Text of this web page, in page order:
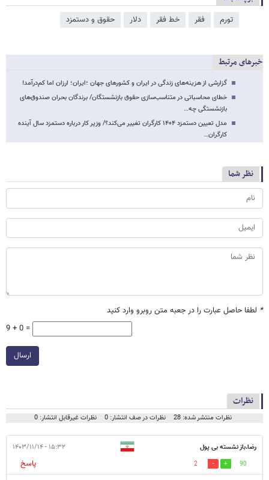
تورم فقر خط فقر دلار حقوق و دستمزد
خبرهای مرتبط
گزارشی از هزینه‌های زندگی در ایران و کشورهای جهان ؛ایران؛ ارزان اما کم‌درآمد!
خطای محاسباتی در متناسب‌سازی حقوق بازنشستگان/ برندگان بحران صندوق‌های
بازنشستگی چه…
مدل تعیین دستمزد ۱۴۰۴ کارگران تغییر می‌کند؟/ وزیر کار درباره دستمزد سال آینده
کارگران…
نظر شما
* لطفا حاصل عبارت را در جعبه متن روبرو وارد کنید
9 + 0 =
ارسال
نظرات
نظرات منتشر شده: 28 نظرات در صف انتشار: 0 نظرات غیرقابل انتشار: 0
رضا.باز نشسته بی پول ۱۵:۳۲ - ۱۴۰۳/۱۱/۱۴
90
2
پاسخ